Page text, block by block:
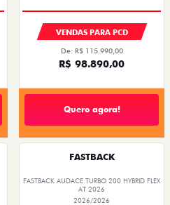
VENDAS PARA PCD
De: R$ 115.990,00
R$ 98.890,00
Quero agora!
FASTBACK
FASTBACK AUDACE TURBO 200 HYBRID FLEX
AT 2026
2026/2026